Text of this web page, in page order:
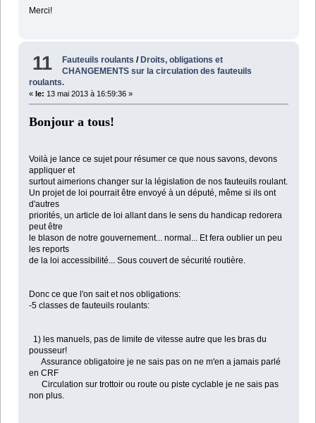
Merci!
11 Fauteuils roulants /Droits, obligations et
CHANGEMENTS sur la circulation des fauteuils
roulants.
« le: 13 mai 2013 à 16:59:36 »
Bonjour a tous!
Voilà je lance ce sujet pour résumer ce que nous savons, devons
appliquer et
surtout aimerions changer sur la législation de nos fauteuils roulant.
Un projet de loi pourrait être envoyé à un député, même si ils ont
d'autres
priorités, un article de loi allant dans le sens du handicap redorera
peut être
le blason de notre gouvernement... normal... Et fera oublier un peu
les reports
de la loi accessibilité... Sous couvert de sécurité routière.
Donc ce que l'on sait et nos obligations:
-5 classes de fauteuils roulants:
1) les manuels, pas de limite de vitesse autre que les bras du
pousseur!
Assurance obligatoire je ne sais pas on ne m'en a jamais parlé
en CRF
Circulation sur trottoir ou route ou piste cyclable je ne sais pas
non plus.